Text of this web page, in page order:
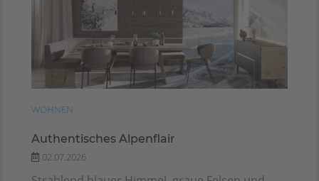
WOHNEN
Authentisches Alpenflair
02.07.2026